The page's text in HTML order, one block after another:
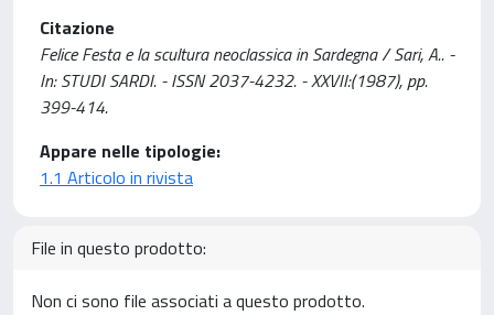
Citazione
Felice Festa e la scultura neoclassica in Sardegna / Sari, A.. -
In: STUDI SARDI. - ISSN 2037-4232. - XXVII:(1987), pp.
399-414.
Appare nelle tipologie:
1.1 Articolo in rivista
File in questo prodotto:
Non ci sono file associati a questo prodotto.